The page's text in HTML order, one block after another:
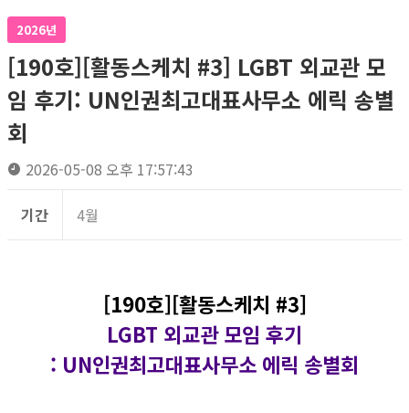
2026년
[190호][활동스케치 #3] LGBT 외교관 모
임 후기: UN인권최고대표사무소 에릭 송별
회
2026-05-08 오후 17:57:43
기간 4월
[190호][활동스케치 #3]
LGBT 외교관 모임 후기
: UN인권최고대표사무소 에릭 송별회